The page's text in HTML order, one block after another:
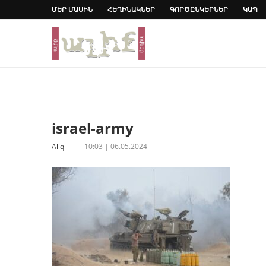
ՄԵՐ ՄԱՍԻՆ ՀԵՂԻՆԱԿՆԵՐ ԳՈՐԾԸՆԿԵՐՆԵՐ ԿԱՊ
israel-army
Aliq 10:03 | 06.05.2024